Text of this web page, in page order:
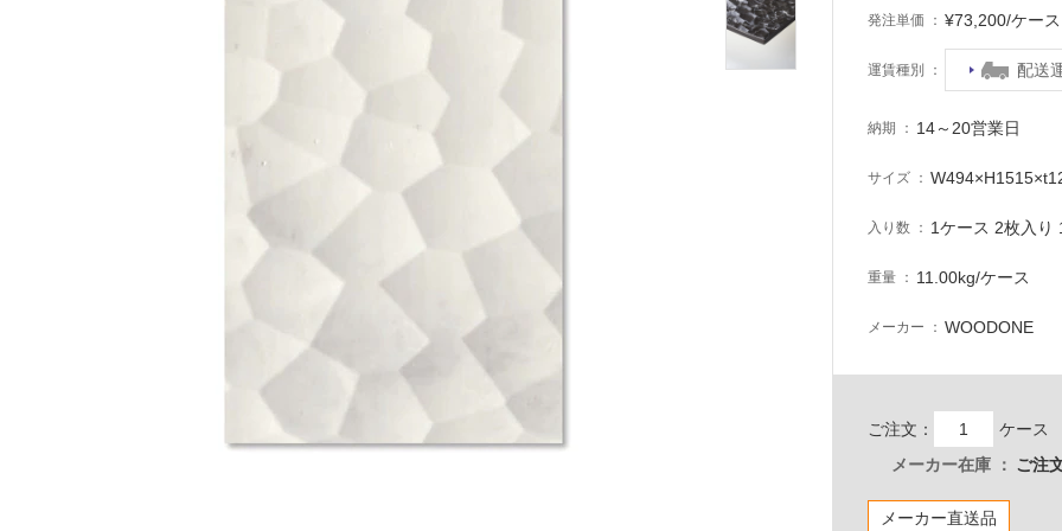
発注単価 ¥73,200/ケー
運賃種別 配送
納期 14～20営業日
サイズ
入り数 1ケース 2枚入り
重量 11.00kg/ケース
メーカー WOODONE
ご注文：
ケース
メーカー在庫
ご注
メーカー直送品